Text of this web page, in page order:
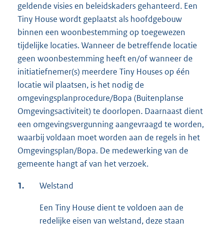
geldende visies en beleidskaders gehanteerd. Een
Tiny House wordt geplaatst als hoofdgebouw
binnen een woonbestemming op toegewezen
tijdelijke locaties. Wanneer de betreffende locatie
geen woonbestemming heeft en/of wanneer de
initiatiefnemer(s) meerdere Tiny Houses op één
locatie wil plaatsen, is het nodig de
omgevingsplanprocedure/Bopa (Buitenplanse
Omgevingsactiviteit) te doorlopen. Daarnaast dient
een omgevingsvergunning aangevraagd te worden,
waarbij voldaan moet worden aan de regels in het
Omgevingsplan/Bopa. De medewerking van de
gemeente hangt af van het verzoek.
1. Welstand
Een Tiny House dient te voldoen aan de
redelijke eisen van welstand, deze staan